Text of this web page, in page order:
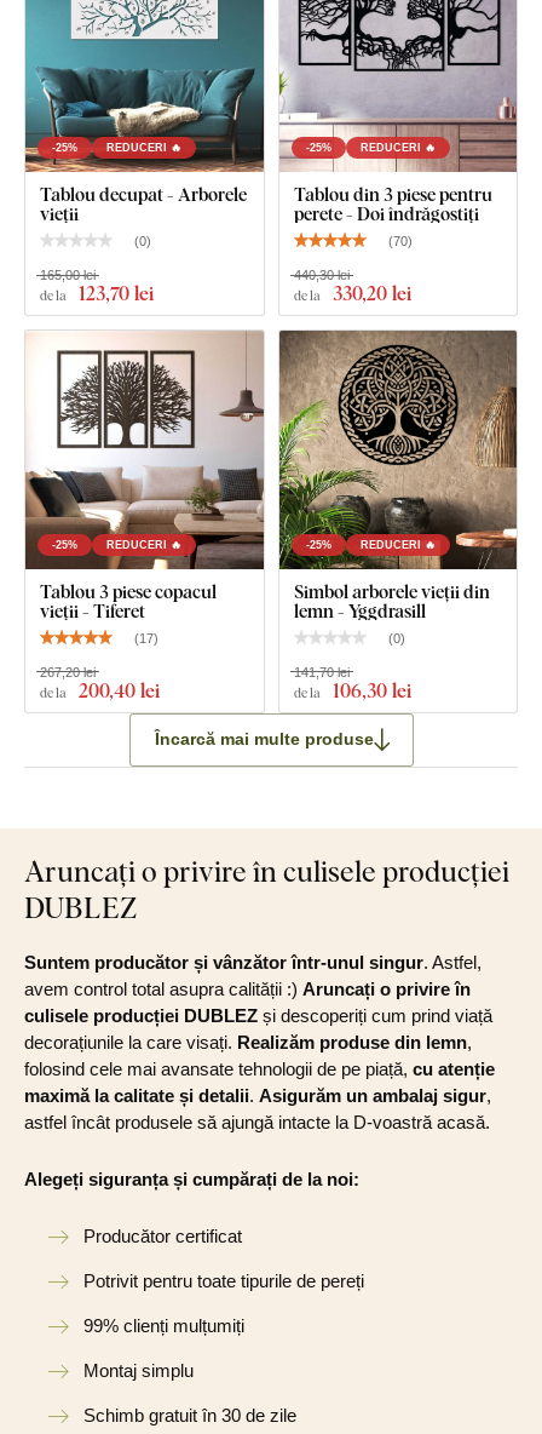
-25% REDUCERI 🔥
Tablou decupat - Arborele
vieții
(0)
de la 123,70 lei
165,00 lei
-25% REDUCERI 🔥
Tablou din 3 piese pentru
perete - Doi îndrăgostiți
(70)
de la 330,20 lei
440,30 lei
-25% REDUCERI 🔥
Tablou 3 piese copacul
vieții - Tiferet
(17)
de la 200,40 lei
267,20 lei
-25% REDUCERI 🔥
Simbol arborele vieții din
lemn - Yggdrasill
(0)
de la 106,30 lei
141,70 lei
Încarcă mai multe produse
Aruncați o privire în culisele producției
DUBLEZ
Suntem producător și vânzător într-unul singur. Astfel,
avem control total asupra calității :) Aruncați o privire în
culisele producției DUBLEZ și descoperiți cum prind viață
decorațiunile la care visați. Realizăm produse din lemn,
folosind cele mai avansate tehnologii de pe piață, cu atenție
maximă la calitate și detalii. Asigurăm un ambalaj sigur,
astfel încât produsele să ajungă intacte la D-voastră acasă.
Alegeți siguranța și cumpărați de la noi:
Producător certificat
Potrivit pentru toate tipurile de pereți
99% clienți mulțumiți
Montaj simplu
Schimb gratuit în 30 de zile